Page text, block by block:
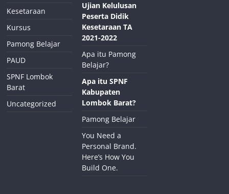
Kesetaraan
Kursus
Pamong Belajar
PAUD
SPNF Lombok
Barat
Uncategorized
Ujian Kelulusan
Peserta Didik
Kesetaraan TA
2021-2022
Apa itu Pamong
Belajar?
Apa itu SPNF
Kabupaten
Lombok Barat?
Pamong Belajar
You Need a
Personal Brand.
Here’s How You
Build One.